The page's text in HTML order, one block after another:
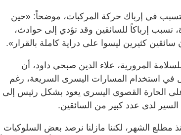
في إرباك حركة المركبات، موضحاً: «حين
تسبب إرباكاً للسائقين وقد تؤدي إلى حوادث،
كثيرين ليسوا على دراية كاملة بالقرار».
المرورية، علاء الدين صبحي داود، أن
في استخدام المسارات اليسرى السريعة، رغم
الحارة القصوى اليسرى يعود بشكل رئيس إلى
لدى عدد كبير من السائقين.
مطلع الشهر، لكننا مازلنا نرصد بعض السلوكيات